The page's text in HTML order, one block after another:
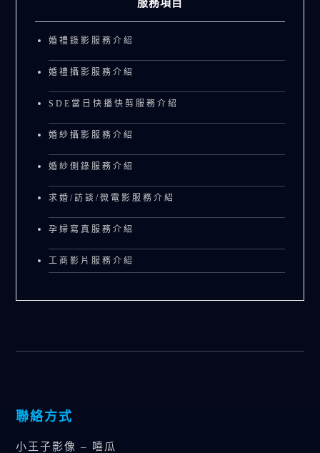
服務項目
婚禮錄影服務介紹
婚禮攝影服務介紹
SDE當日快播快剪服務介紹
婚紗攝影服務介紹
婚紗側錄服務介紹
求婚/訪談/微電影服務介紹
孕婦寫真服務介紹
工商影片服務介紹
聯絡方式
小王子影像 – 嘻瓜